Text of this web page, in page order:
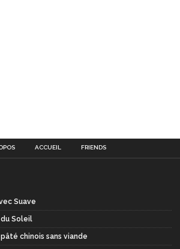
ACCUEIL FRIENDS
Suave
du Soleil
chinois sans viande